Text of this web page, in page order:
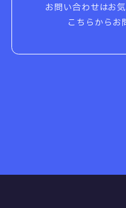
お問い合わせはお
こちらからお